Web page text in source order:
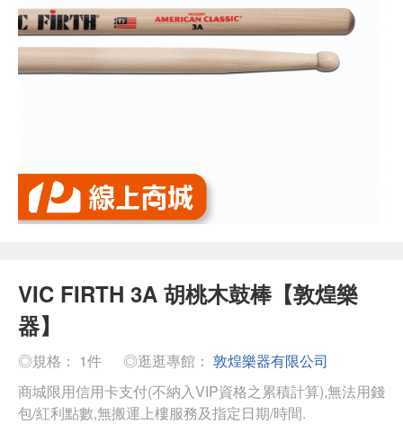
VIC FIRTH 3A 胡桃木鼓棒【敦煌樂
器】
◎規格： 1件 ◎逛逛專館： 敦煌樂器有限公司
商城限用信用卡支付(不納入VIP資格之累積計算),無法用錢
包/紅利點數,無搬運上樓服務及指定日期/時間.